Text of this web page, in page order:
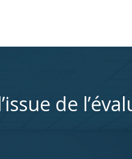
de